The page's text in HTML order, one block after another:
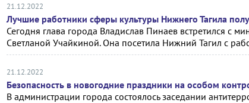
21.12.2022
Лучшие работники сферы культуры Нижнего Тагила
Сегодня глава города Владислав Пинаев встретился с
Светланой Учайкиной. Она посетила Нижний Тагил с
21.12.2022
Безопасность в новогодние праздники на особом
В администрации города состоялось заседании